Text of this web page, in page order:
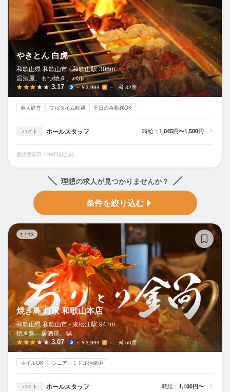
やきとん 白虎
和歌山県 和歌山市 / 和歌山駅 306m
居酒屋、もつ焼き、バル
3.17 ～￥3,999 － 32席
個人経営 フルタイム歓迎 平日のみ勤務OK
バイト ホールスタッフ 時給： 1,045円〜1,500円
最終更新日：30日以上前
理想の求人が見つかりませんか？
条件を絞り込む
1 / 13
焼き鳥 灯家 和歌山本店
和歌山県 和歌山市 / 東松江駅 941m
焼き鳥、居酒屋、鍋
3.07 ～￥3,999 － 50席
ネイルOK シニア・ミドル活躍中
バイト ホールスタッフ 時給： 1,100円〜